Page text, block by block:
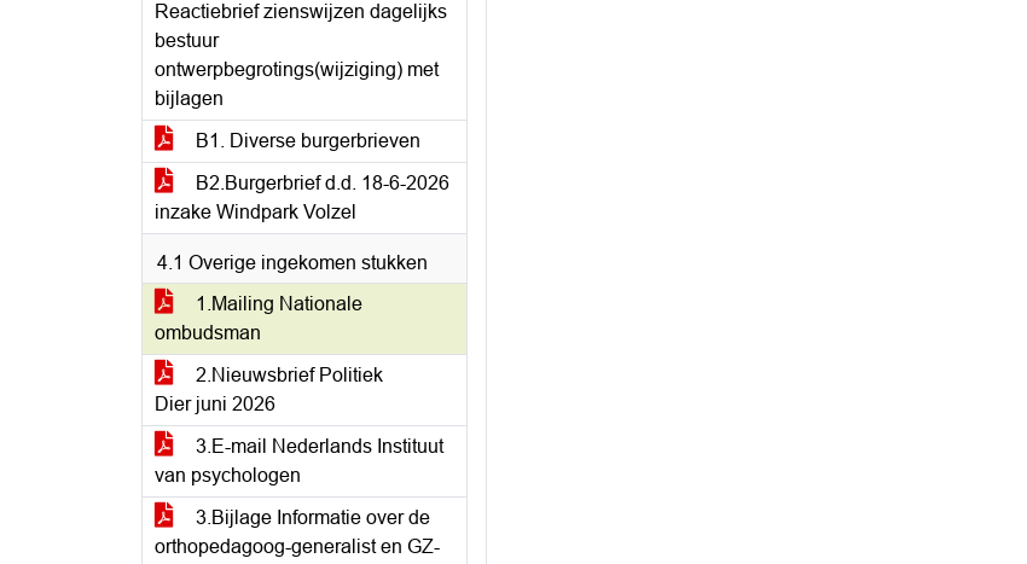
Reactiebrief zienswijzen dagelijks
bestuur
ontwerpbegrotings(wijziging) met
bijlagen
B1. Diverse burgerbrieven
B2.Burgerbrief d.d. 18-6-2026
inzake Windpark Volzel
4.1 Overige ingekomen stukken
1.Mailing Nationale
ombudsman
2.Nieuwsbrief Politiek
Dier juni 2026
3.E-mail Nederlands Instituut
van psychologen
3.Bijlage Informatie over de
orthopedagoog-generalist en GZ-